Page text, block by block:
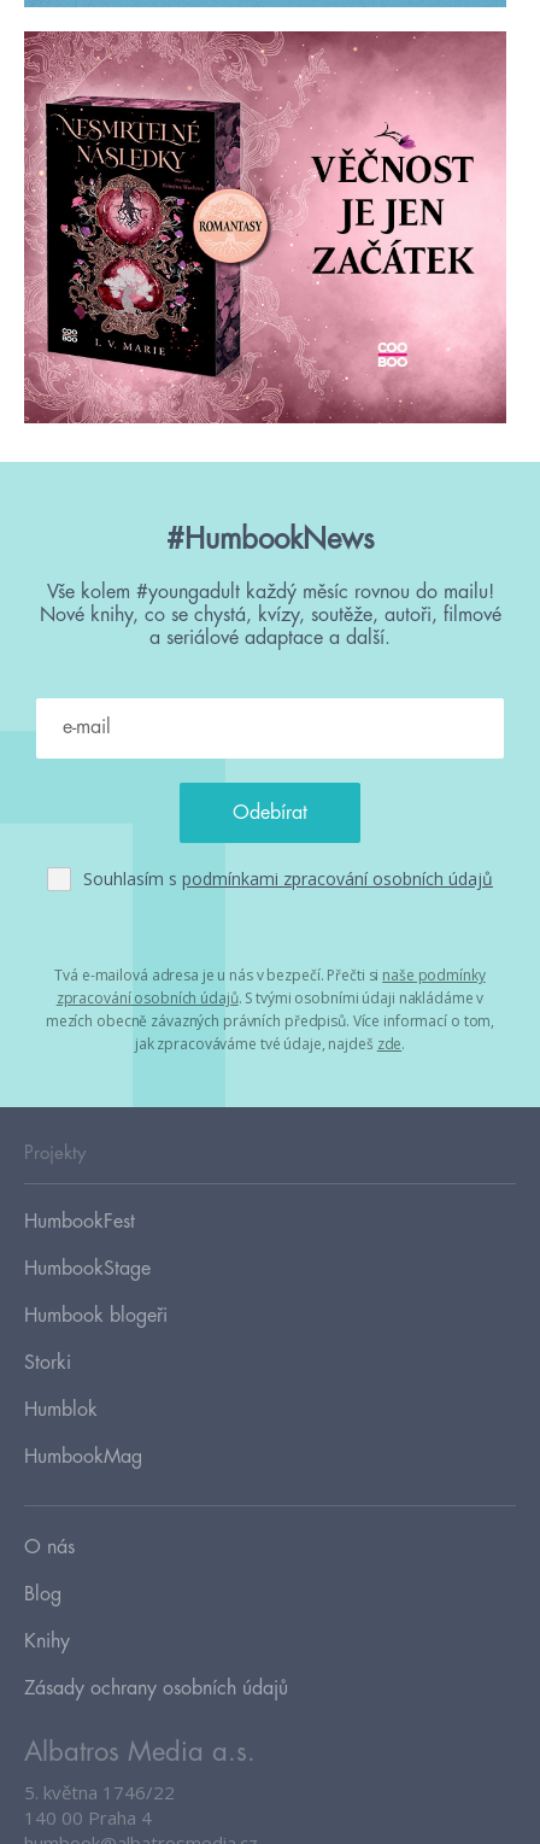
#HumbookNews
Vše kolem #youngadult každý měsíc rovnou do mailu!
Nové knihy, co se chystá, kvízy, soutěže, autoři, filmové
a seriálové adaptace a další.
Souhlasím s podmínkami zpracování osobních údajů
Tvá e-mailová adresa je u nás v bezpečí. Přečti si naše podmínky
zpracování osobních údajů. S tvými osobními údaji nakládáme v
mezích obecně závazných právních předpisů. Více informací o tom,
jak zpracováváme tvé údaje, najdeš zde.
Projekty
HumbookFest
HumbookStage
Humbook blogeři
Storki
Humblok
HumbookMag
O nás
Blog
Knihy
Zásady ochrany osobních údajů
Albatros Media a.s.
5. května 1746/22
140 00 Praha 4